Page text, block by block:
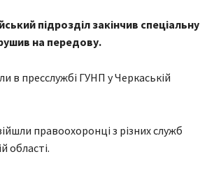
підрозділ закінчив спеціальну
на передову.
в пресслужбі ГУНП у Черкаській
правоохоронці з різних служб
області.